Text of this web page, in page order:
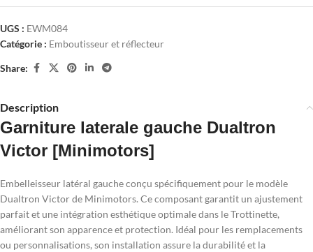
UGS : EWM084
Catégorie : Emboutisseur et réflecteur
Share:
Description
Garniture laterale gauche Dualtron
Victor [Minimotors]
Embelleisseur latéral gauche conçu spécifiquement pour le modèle
Dualtron Victor de Minimotors. Ce composant garantit un ajustement
parfait et une intégration esthétique optimale dans le Trottinette,
améliorant son apparence et protection. Idéal pour les remplacements
ou personnalisations, son installation assure la durabilité et la